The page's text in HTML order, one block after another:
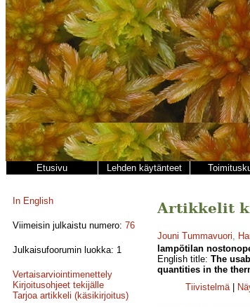
Etusivu Lehden käytänteet
In English
Viimeisin julkaistu numero: 76
Julkaisufoorumin luokka: 1
Vertaisarviointimenettely
Kirjoitusohjeet tekijälle
Tarjoa artikkeli (käsikirjoitus)
Artikkelit
Jouni Tummavuori,
lampötilan
English title: The
quantities in the
Tiivistelmä|